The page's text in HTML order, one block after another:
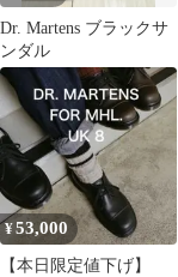
Dr. Martens ブラックサ
ンダル
¥53,000
【本日限定値下げ】